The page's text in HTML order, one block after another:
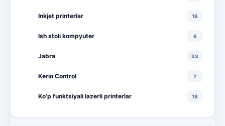
Inkjet printerlar 16
Ish stoli kompyuter 6
Jabra 33
Kerio Control 7
Ko'p funktsiyali lazerli printerlar 18
Ko'p funktsiyali rangli lazerli printerlar 10